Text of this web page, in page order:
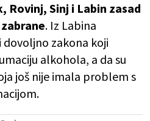
Rovinj, Sinj i Labin zasad
. Iz Labina
dovoljno zakona koji
alkohola, a da su
još nije imala problem s